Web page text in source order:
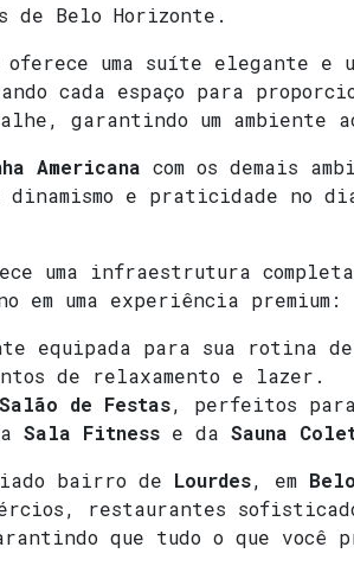
de Belo Horizonte.
uma suíte elegante
cada espaço para
garantindo um ambiente
Americana com os demais
dinamismo e praticidade no
uma infraestrutura
em uma experiência premium:
equipada para sua rotina
de relaxamento e lazer.
Salão de Festas, perfeitos
Sala Fitness e da Sauna
bairro de Lourdes, em
restaurantes
que tudo o que você